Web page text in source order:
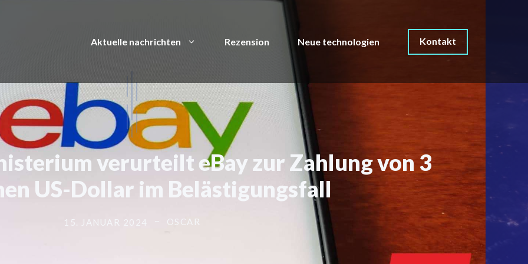
Aktuelle nachrichten Rezension Neue technologien Kontakt
verurteilt eBay zur Zahlung von 3
US-Dollar im Belästigungsfall
15. JANUAR 2024 OSCAR